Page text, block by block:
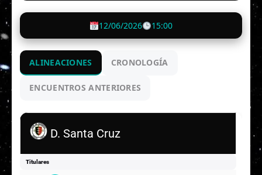
12/06/2026 15:00
ALINEACIONES CRONOLOGÍA
ENCUENTROS ANTERIORES
D. Santa Cruz
Titulares